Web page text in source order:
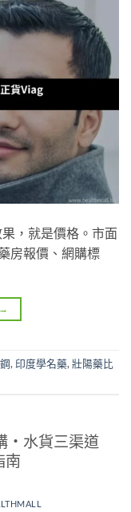
，就是價格。市面
房報價、網購標
→
, 印度學名藥, 壯陽藥比
・水貨三渠道
南